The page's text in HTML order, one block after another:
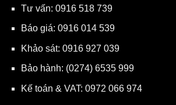
Tư vấn: 0916 518 739
Báo giá: 0916 014 539
Khảo sát: 0916 927 039
Bảo hành: (0274) 6535 999
Kế toán & VAT: 0972 066 974